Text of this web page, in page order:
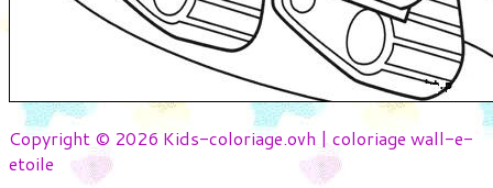
Copyright © 2026 Kids-coloriage.ovh | coloriage wall-e-
etoile